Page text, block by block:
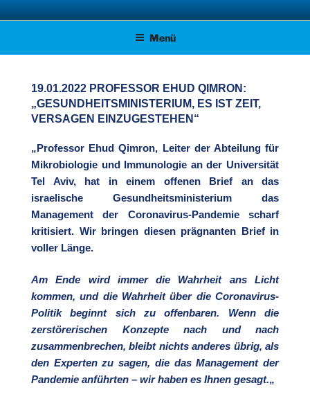
Zum
Inhalt AFD KREISVERBAND STADE
Menü
19.01.2022 PROFESSOR EHUD QIMRON:
„GESUNDHEITSMINISTERIUM, ES IST ZEIT,
VERSAGEN EINZUGESTEHEN“
„Professor Ehud Qimron, Leiter der Abteilung für
Mikrobiologie und Immunologie an der Universität
Tel Aviv, hat in einem offenen Brief an das
israelische Gesundheitsministerium das
Management der Coronavirus-Pandemie scharf
kritisiert. Wir bringen diesen prägnanten Brief in
voller Länge.
Am Ende wird immer die Wahrheit ans Licht
kommen, und die Wahrheit über die Coronavirus-
Politik beginnt sich zu offenbaren. Wenn die
zerstörerischen Konzepte nach und nach
zusammenbrechen, bleibt nichts anderes übrig, als
den Experten zu sagen, die das Management der
Pandemie anführten – wir haben es Ihnen gesagt.„